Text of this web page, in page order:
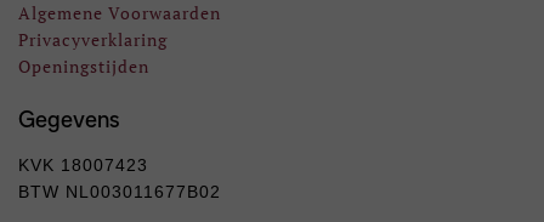
Algemene Voorwaarden
Privacyverklaring
Openingstijden
Gegevens
KVK 18007423
BTW NL003011677B02